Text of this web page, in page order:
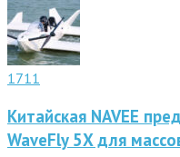
1711
Китайская NAVEE
WaveFly 5X для